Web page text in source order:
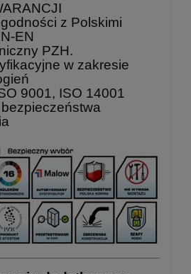
z Polskimi
EN
PZH.
w zakresie
9001, ISO 14001